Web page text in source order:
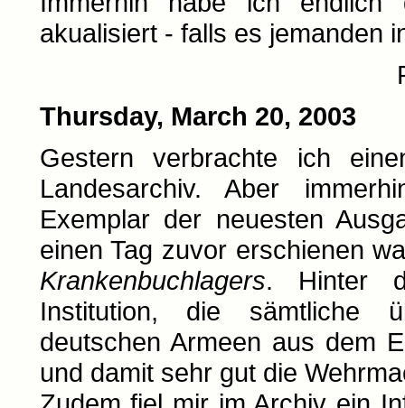
akualisiert - falls es jemanden
Thursday, March 20, 2003
Gestern verbrachte ich
Landesarchiv. Aber
Exemplar der neuesten
einen Tag zuvor erschienen
Krankenbuchlagers. Hinter
Institution, die sämtliche
deutschen Armeen aus dem
und damit sehr gut die